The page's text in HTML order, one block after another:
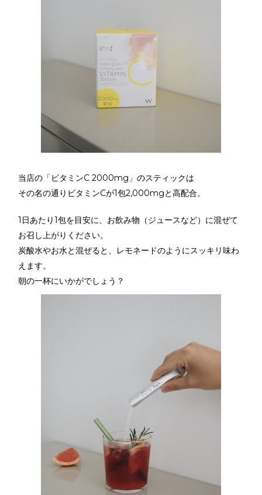
当店の「ビタミンC 2000mg」のスティックは
その名の通りビタミンCが1包2,000mgと高配合。
1日あたり1包を目安に、お飲み物（ジュースなど）に混ぜて
お召し上がりください。
炭酸水やお水と混ぜると、レモネードのようにスッキリ味わ
えます。
朝の一杯にいかがでしょう？